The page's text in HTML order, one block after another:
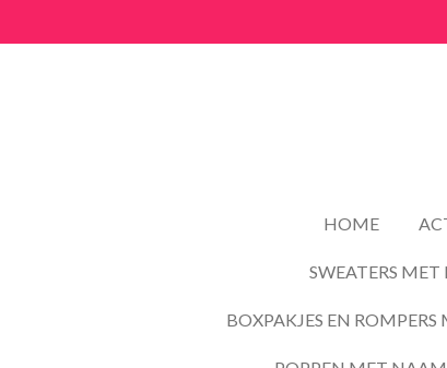
direct
HOME
SWEATERS
BOXPAKJES EN